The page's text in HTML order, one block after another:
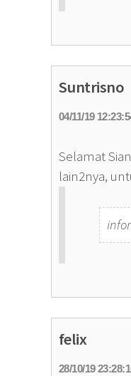
Suntrisno
04/11/19
Selamat
lain2nya,
felix
28/10/19